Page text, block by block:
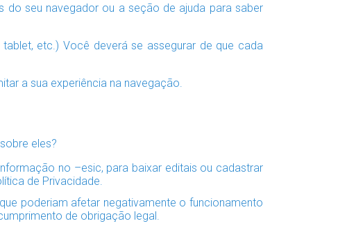
seu navegador ou a seção de ajuda para saber
etc.) Você deverá se assegurar de que cada
a sua experiência na navegação.
eles?
no –esic, para baixar editais ou cadastrar
de Privacidade.
poderiam afetar negativamente o funcionamento
de obrigação legal.